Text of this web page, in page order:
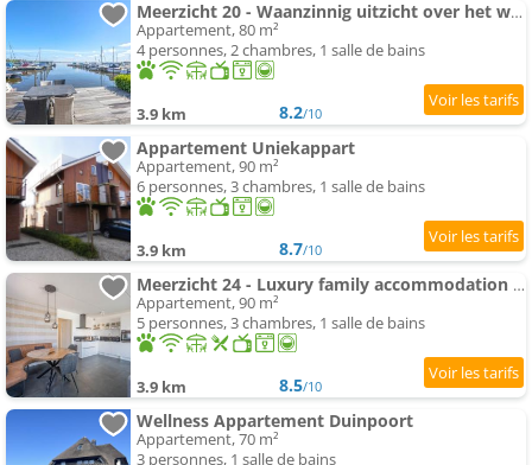
Meerzicht 20 - Waanzinnig uitzicht over het water!
Appartement, 80 m²
4 personnes, 2 chambres, 1 salle de bains
3.9 km 8.2/10
Appartement Uniekappart
Appartement, 90 m²
6 personnes, 3 chambres, 1 salle de bains
3.9 km 8.7/10
Meerzicht 24 - Luxury family accommodation avec lake side view
Appartement, 90 m²
5 personnes, 3 chambres, 1 salle de bains
3.9 km 8.5/10
Wellness Appartement Duinpoort
Appartement, 70 m²
3 personnes, 1 salle de bains